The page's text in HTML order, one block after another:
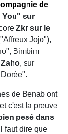
de
You" sur
Zkr sur le
Jojo"),
Bimbim
Zaho, sur
de Benab ont
c'est la preuve
pesé dans
faut dire que